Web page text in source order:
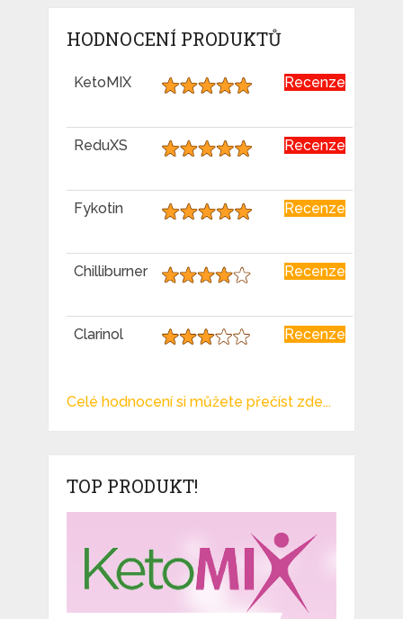
HODNOCENÍ PRODUKTŮ
KetoMIX Recenze
ReduXS Recenze
Fykotin Recenze
Chilliburner Recenze
Clarinol Recenze
Celé hodnocení si můžete přečíst zde...
TOP PRODUKT!